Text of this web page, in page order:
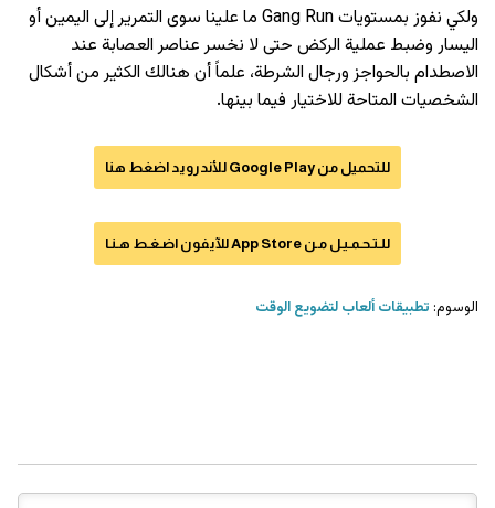
ولكي نفوز بمستويات Gang Run ما علينا سوى التمرير إلى اليمين أو
اليسار وضبط عملية الركض حتى لا نخسر عناصر العصابة عند
الاصطدام بالحواجز ورجال الشرطة، علماً أن هنالك الكثير من أشكال
الشخصيات المتاحة للاختيار فيما بينها.
للتحميل من Google Play للأندرويد اضغط هنا
للـتـحـمـيـل مـن App Store للآيفون اضـغـط هـنـا
الوسوم: تطبيقات ألعاب لتضويع الوقت